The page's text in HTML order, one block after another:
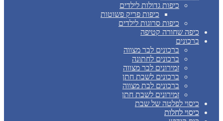
כיפות גדולות לילדים
כיפות פריק פשוטות
כיפות סרוגות לילדים
כיפה שחורה קטיפה
ברכונים
ברכונים לבר מצווה
ברכונים לחתונה
זמירונים לבר מצווה
ברכונים לשבת חתן
ברכונים לבת מצווה
זמירונים לשבת חתן
כיסוי לפלטה של שבת
כיסוי לחלות